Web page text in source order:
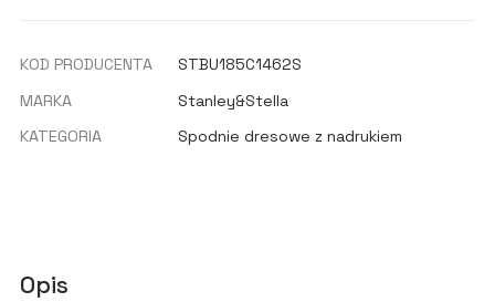
KOD PRODUCENTA
STBU185C1462S
MARKA
Stanley&Stella
KATEGORIA
Spodnie dresowe z nadrukiem
Opis